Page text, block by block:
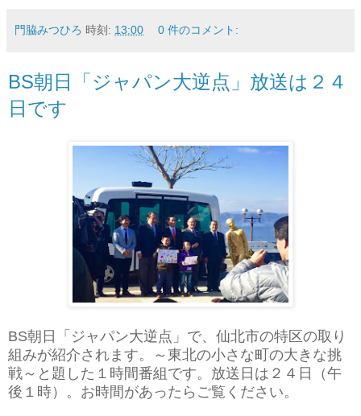
門脇みつひろ 時刻: 13:00 0 件のコメント:
BS朝日「ジャパン大逆点」放送は２４
日です
BS朝日「ジャパン大逆点」で、仙北市の特区の取り
組みが紹介されます。～東北の小さな町の大きな挑
戦～と題した１時間番組です。放送日は２４日（午
後１時）。お時間があったらご覧ください。